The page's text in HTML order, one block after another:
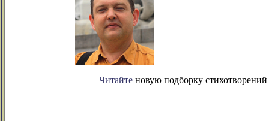
Читайте новую подборку